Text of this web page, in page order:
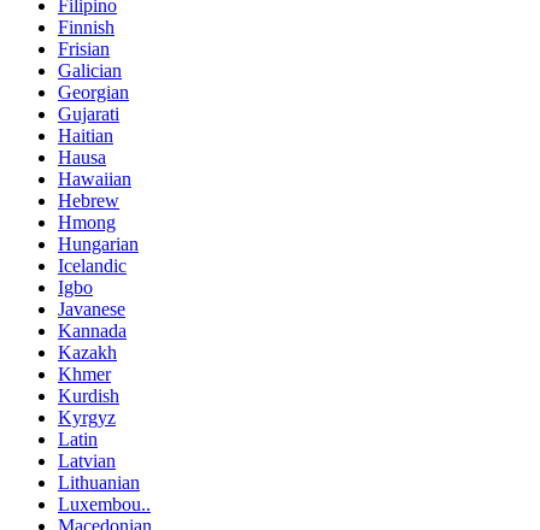
Filipino
Finnish
Frisian
Galician
Georgian
Gujarati
Haitian
Hausa
Hawaiian
Hebrew
Hmong
Hungarian
Icelandic
Igbo
Javanese
Kannada
Kazakh
Khmer
Kurdish
Kyrgyz
Latin
Latvian
Lithuanian
Luxembou..